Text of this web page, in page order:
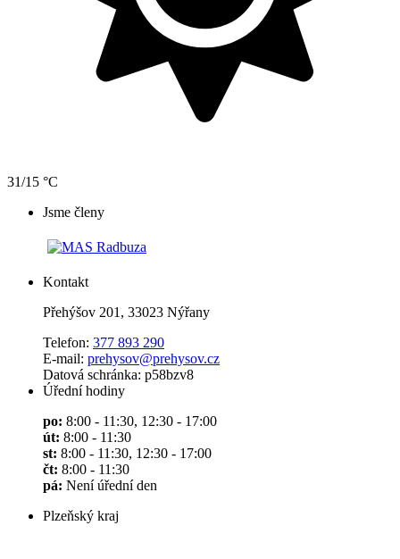
31/15 °C
Jsme členy
Kontakt
Přehýšov 201, 33023 Nýřany
Telefon: 377 893 290
E-mail: prehysov@prehysov.cz
Datová schránka: p58bzv8
Úřední hodiny
po: 8:00 - 11:30, 12:30 - 17:00
út: 8:00 - 11:30
st: 8:00 - 11:30, 12:30 - 17:00
čt: 8:00 - 11:30
pá: Není úřední den
Plzeňský kraj